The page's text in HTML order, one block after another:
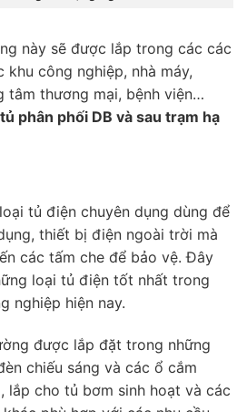
này sẽ được lắp trong các các
công nghiệp, nhà máy,
tâm thương mại, bệnh viện…
phân phối DB và sau trạm hạ
tủ điện chuyên dụng dùng để
thiết bị điện ngoài trời mà
các tấm che để bảo vệ. Đây
loại tủ điện tốt nhất trong
nghiệp hiện nay.
được lắp đặt trong những
chiếu sáng và các ổ cắm
cho tủ bơm sinh hoạt và các